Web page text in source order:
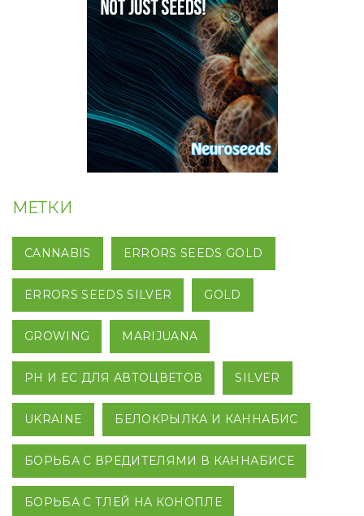
МЕТКИ
CANNABIS ERRORS SEEDS GOLD
ERRORS SEEDS SILVER GOLD
GROWING MARIJUANA
PH И EC ДЛЯ АВТОЦВЕТОВ SILVER
UKRAINE БЕЛОКРЫЛКА И КАННАБИС
БОРЬБА С ВРЕДИТЕЛЯМИ В КАННАБИСЕ
БОРЬБА С ТЛЕЙ НА КОНОПЛЕ